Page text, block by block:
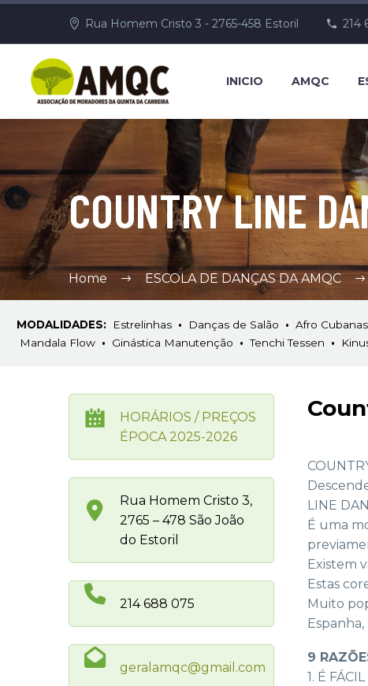
Rua Homem Cristo 3 - 2765-458 Estoril 214
INICIO AMQC
COUNTRY LINE
Home ESCOLA DE DANÇAS DA AMQC
MODALIDADES: Estrelinhas • Danças de Salão • Afro Cubanas
Mandala Flow • Ginástica Manutenção • Tenchi Tessen •
HORÁRIOS / PREÇOS
ÉPOCA 2025-2026
Rua Homem Cristo 3,
2765 – 478 São João
do Estoril
214 688 075
geralamqc@gmail.com
LINE
É uma
Existem
Estas
Muito
9
1. É